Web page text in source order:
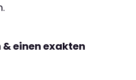
einen exakten